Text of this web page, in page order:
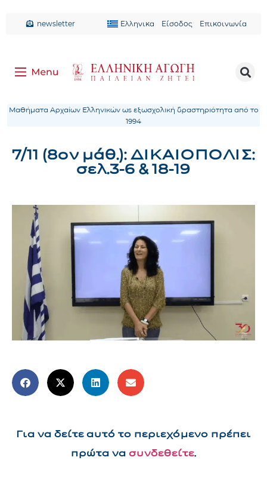
newsletter Ελληνικα Είσοδος Επικοινωνία
Μαθήματα Αρχαίων Ελληνικών ως εξωσχολική δραστηριότητα από το
1994
7/11 (8ον μάθ.): ΔΙΚΑΙΟΠΟΛΙΣ:
σελ.3-6 & 18-19
Για να δείτε αυτό το περιεχόμενο πρέπει
πρώτα να συνδεθείτε.